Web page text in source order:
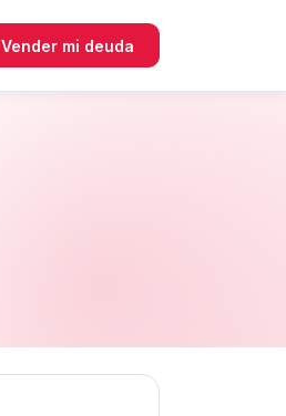
Vender mi deuda